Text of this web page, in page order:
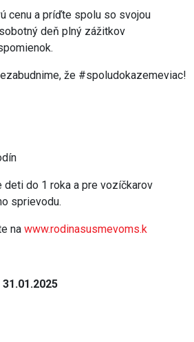
cenu a príďte spolu so svojou
deň plný zážitkov
že #spoludokazemeviac!
deti do 1 roka a pre vozíčkarov
sprievodu.
na www.rodinasusmevoms.k
31.01.2025